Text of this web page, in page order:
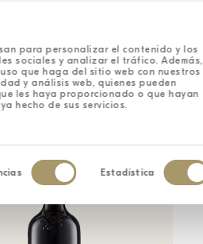
para personalizar el contenido y los
sociales y analizar el tráfico. Además,
que haga del sitio web con nuestros
y análisis web, quienes pueden
les haya proporcionado o que hayan
hecho de sus servicios.
Estadística
1 2 →